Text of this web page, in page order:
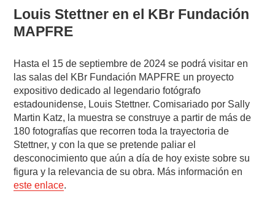
Louis Stettner en el KBr Fundación
MAPFRE
Hasta el 15 de septiembre de 2024 se podrá visitar en
las salas del KBr Fundación MAPFRE un proyecto
expositivo dedicado al legendario fotógrafo
estadounidense, Louis Stettner. Comisariado por Sally
Martin Katz, la muestra se construye a partir de más de
180 fotografías que recorren toda la trayectoria de
Stettner, y con la que se pretende paliar el
desconocimiento que aún a día de hoy existe sobre su
figura y la relevancia de su obra. Más información en
este enlace.